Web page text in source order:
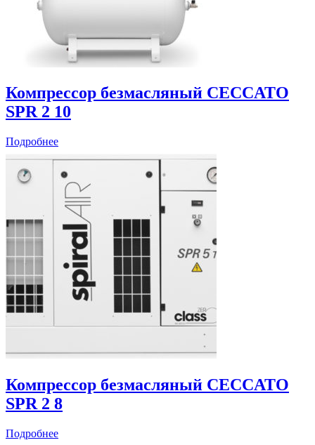
Компрессор безмасляный CECCATO
SPR 2 10
Подробнее
Компрессор безмасляный CECCATO
SPR 2 8
Подробнее